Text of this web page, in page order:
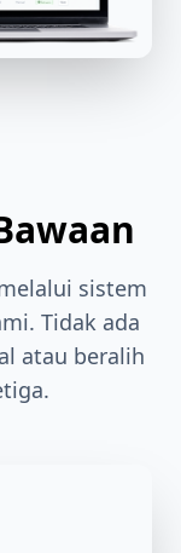
sistem
Tidak ada
atau beralih